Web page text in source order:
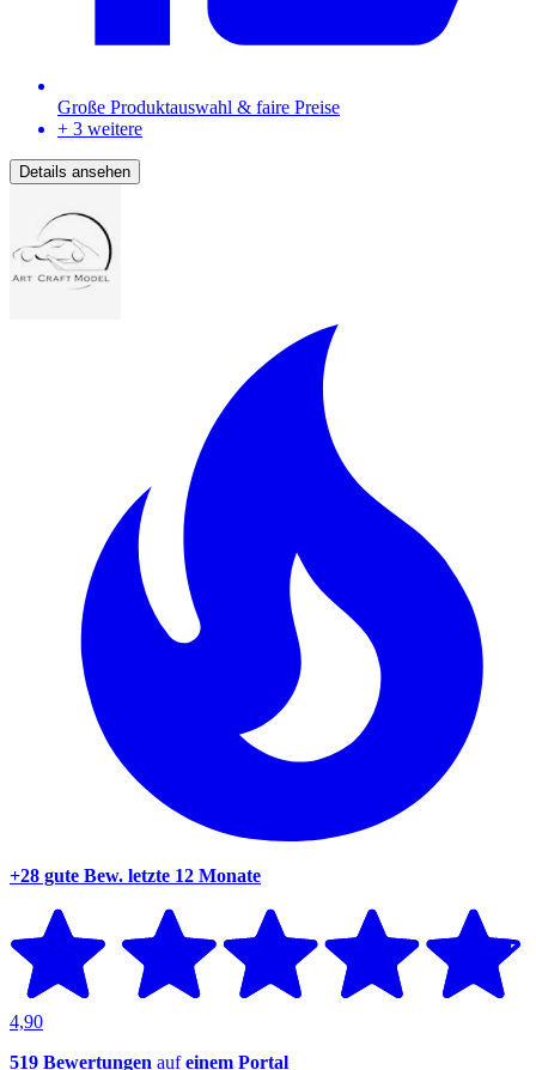
Große Produktauswahl & faire Preise
+ 3 weitere
Details ansehen
+28 gute Bew. letzte 12 Monate
4,90
519 Bewertungen aufeinem Portal